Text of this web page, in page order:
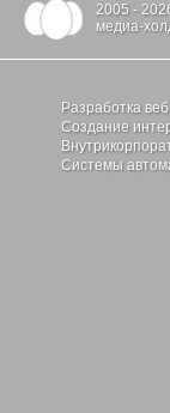
2005 -
медиа-
Разработка
Создание
Системы